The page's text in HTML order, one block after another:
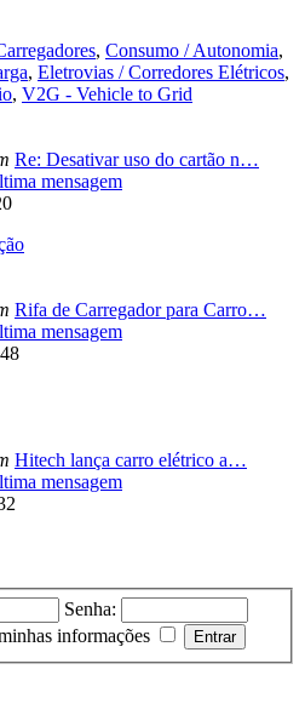
, Consumo / Autonomia,
, Eletrovias / Corredores Elétricos,
, V2G - Vehicle to Grid
Re: Desativar uso do cartão n…
mensagem
Rifa de Carregador para Carro…
mensagem
Hitech lança carro elétrico a…
mensagem
Senha:
informações